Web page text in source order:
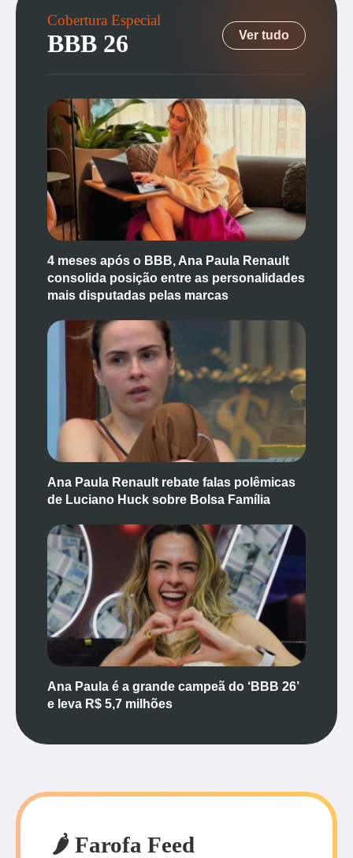
Cobertura Especial
BBB 26 Ver tudo
4 meses após o BBB, Ana Paula Renault
consolida posição entre as personalidades
mais disputadas pelas marcas
Ana Paula Renault rebate falas polêmicas
de Luciano Huck sobre Bolsa Família
Ana Paula é a grande campeã do ‘BBB 26’
e leva R$ 5,7 milhões
🌶️ Farofa Feed